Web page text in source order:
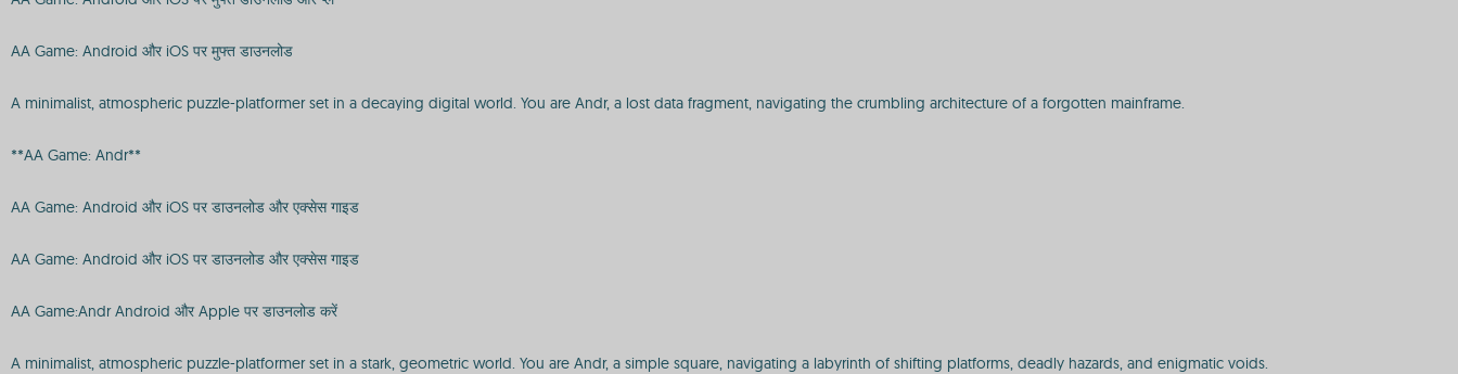
AA Game: Android और iOS पर मुफ्त डाउनलोड
A minimalist, atmospheric puzzle-platformer set in a decaying digital world. You are Andr, a lost data fragment, navigating the crumbling architecture of a forgotten mainframe.
**AA Game: Andr**
AA Game: Android और iOS पर डाउनलोड और एक्सेस गाइड
AA Game: Android और iOS पर डाउनलोड और एक्सेस गाइड
AA Game:Andr Android और Apple पर डाउनलोड करें
A minimalist, atmospheric puzzle-platformer set in a stark, geometric world. You are Andr, a simple square, navigating a labyrinth of shifting platforms, deadly hazards, and enigmatic voids.